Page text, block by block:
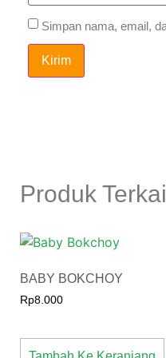
Simpan nama, email,
Produk
BABY BOKCHOY
Rp8.000